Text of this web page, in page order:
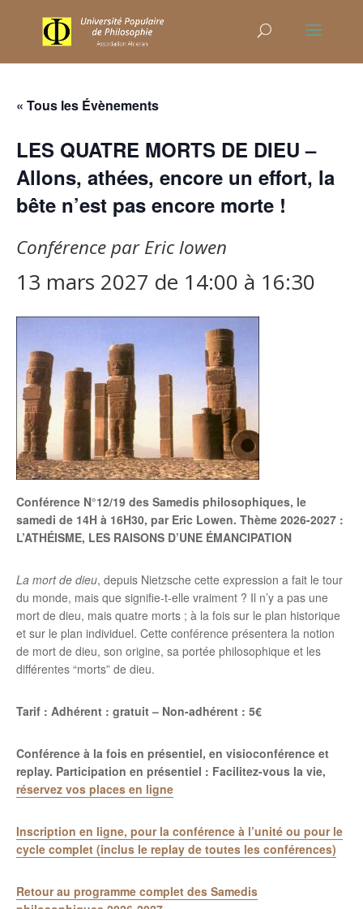
« Tous les Évènements
LES QUATRE MORTS DE DIEU –
Allons, athées, encore un effort, la
bête n’est pas encore morte !
Conférence par Eric lowen
13 mars 2027 de 14:00 à 16:30
Conférence N°12/19 des Samedis philosophiques, le
samedi de 14H à 16H30, par Eric Lowen. Thème 2026-2027 :
L’ATHÉISME, LES RAISONS D’UNE ÉMANCIPATION
La mort de dieu, depuis Nietzsche cette expression a fait le tour
du monde, mais que signifie-t-elle vraiment ? Il n’y a pas une
mort de dieu, mais quatre morts ; à la fois sur le plan historique
et sur le plan individuel. Cette conférence présentera la notion
de mort de dieu, son origine, sa portée philosophique et les
différentes “morts” de dieu.
Tarif : Adhérent : gratuit – Non-adhérent : 5€
Conférence à la fois en présentiel, en visioconférence et
replay. Participation en présentiel : Facilitez-vous la vie,
réservez vos places en ligne
Inscription en ligne, pour la conférence à l’unité ou pour le
cycle complet (inclus le replay de toutes les conférences)
Retour au programme complet des Samedis